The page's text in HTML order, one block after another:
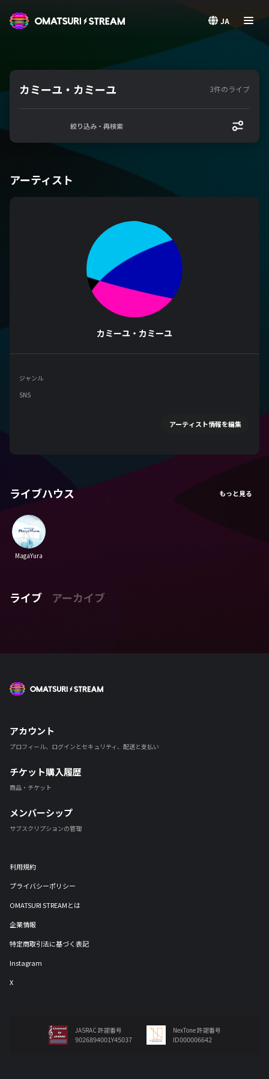
JA
カミーユ・カミーユ 3件のライブ
絞り込み・再検索
アーティスト
カミーユ・カミーユ
ジャンル
SNS
アーティスト情報を編集
ライブハウス
MagaYura
ライブ アーカイブ
アカウント
プロフィール、ログインとセキュリティ、配送と支払い
チケット購入履歴
商品・チケット
メンバーシップ
サブスクリプションの管理
利用規約
プライバシーポリシー
OMATSURI STREAMとは
企業情報
特定商取引法に基づく表記
Instagram
X
JASRAC 許諾番号
9026894001Y45037
NexTone 許諾番号
ID000006642